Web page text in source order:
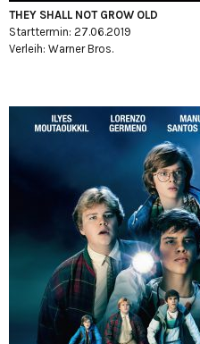
THEY SHALL NOT GROW OLD
Starttermin: 27.06.2019
Verleih: Warner Bros.